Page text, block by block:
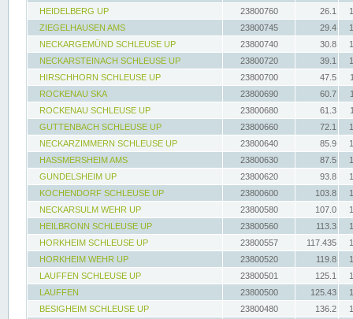
HEIDELBERG UP
23800760 26.1
ZIEGELHAUSEN AMS
23800745 29.4
NECKARGEMÜND SCHLEUSE UP
23800740 30.8
NECKARSTEINACH SCHLEUSE UP
23800720 39.1
HIRSCHHORN SCHLEUSE UP
23800700 47.5
ROCKENAU SKA
23800690 60.7
ROCKENAU SCHLEUSE UP
23800680 61.3
GUTTENBACH SCHLEUSE UP
23800660 72.1
NECKARZIMMERN SCHLEUSE UP
23800640 85.9
HASSMERSHEIM AMS
23800630 87.5
GUNDELSHEIM UP
23800620 93.8
KOCHENDORF SCHLEUSE UP
23800600 103.8
NECKARSULM WEHR UP
23800580 107.0
HEILBRONN SCHLEUSE UP
23800560 113.3
HORKHEIM SCHLEUSE UP
23800557 117.435
HORKHEIM WEHR UP
23800520 119.8
LAUFFEN SCHLEUSE UP
23800501 125.1
LAUFFEN
23800500 125.43
BESIGHEIM SCHLEUSE UP
23800480 136.2